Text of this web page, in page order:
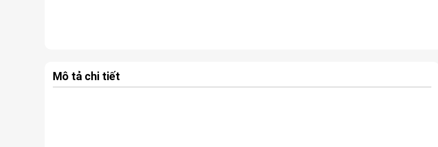
Mô tả chi tiết